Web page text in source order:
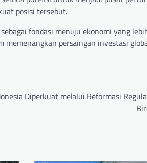
posisi tersebut.
fondasi menuju ekonomi yang
memenangkan persaingan investasi
Diperkuat melalui Reformasi